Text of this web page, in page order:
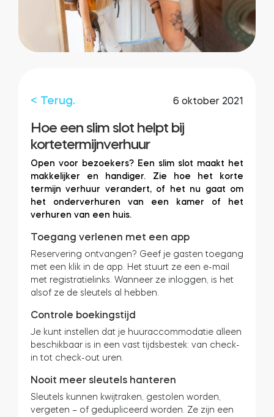
Integraties
Tedee PRO
Tedee Bridge
Cilinders
Adapters
WINKELZOEKER
< Terug. 6 oktober 2021
Hoe een slim slot helpt bij
kortetermijnverhuur
Open voor bezoekers? Een slim slot maakt het
makkelijker en handiger. Zie hoe het korte
termijn verhuur verandert, of het nu gaat om
het onderverhuren van een kamer of het
verhuren van een huis.
Toegang verlenen met een app
Reservering ontvangen? Geef je gasten toegang
met een klik in de app. Het stuurt ze een e-mail
met registratielinks. Wanneer ze inloggen, is het
alsof ze de sleutels al hebben.
Controle boekingstijd
Je kunt instellen dat je huuraccommodatie alleen
beschikbaar is in een vast tijdsbestek: van check-
in tot check-out uren.
Nooit meer sleutels hanteren
Sleutels kunnen kwijtraken, gestolen worden,
vergeten – of gedupliceerd worden. Ze zijn een